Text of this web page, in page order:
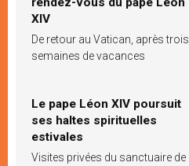
XIV
De retour au Vatican, après trois
semaines de vacances
Le pape Léon XIV poursuit
ses haltes spirituelles
estivales
Visites privées du sanctuaire de